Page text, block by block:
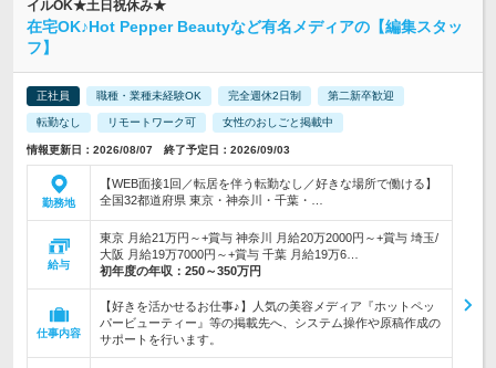
イルOK★土日祝休み★
在宅OK♪Hot Pepper Beautyなど有名メディアの【編集スタッ
フ】
正社員 職種・業種未経験OK 完全週休2日制 第二新卒歓迎
転勤なし リモートワーク可 女性のおしごと掲載中
情報更新日：2026/08/07 終了予定日：2026/09/03
勤務地
【WEB面接1回／転居を伴う転勤なし／好きな場所で働ける】
全国32都道府県 東京・神奈川・千葉・…
給与
東京 月給21万円～+賞与 神奈川 月給20万2000円～+賞与 埼玉/
大阪 月給19万7000円～+賞与 千葉 月給19万6…
初年度の年収： 250～350万円
仕事内容
【好きを活かせるお仕事♪】人気の美容メディア『ホットペッ
パービューティー』等の掲載先へ、システム操作や原稿作成の
サポートを行います。